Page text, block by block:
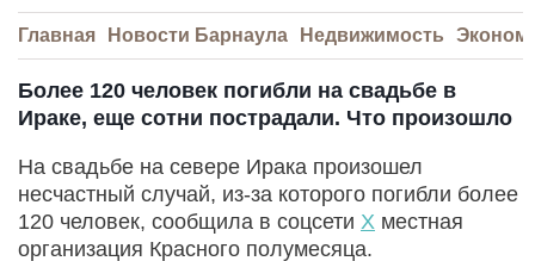
Главная Новости Барнаула Недвижимость
Более 120 человек погибли на свадьбе в
Ираке, еще сотни пострадали. Что произошло
На свадьбе на севере Ирака произошел
несчастный случай, из-за которого погибли более
120 человек, сообщила в соцсети X местная
организация Красного полумесяца.